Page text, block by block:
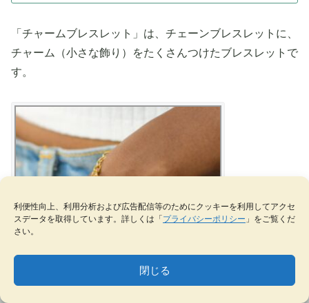
利便性向上、利用分析および広告配信等のためにクッキーを利用してアクセ
スデータを取得しています。詳しくは「 プライバシーポリシー 」をご覧くだ
さい。
閉じる
「チャームブレスレット」は、チェーンブレスレットに、
チャーム（小さな飾り）をたくさんつけたブレスレットで
す。